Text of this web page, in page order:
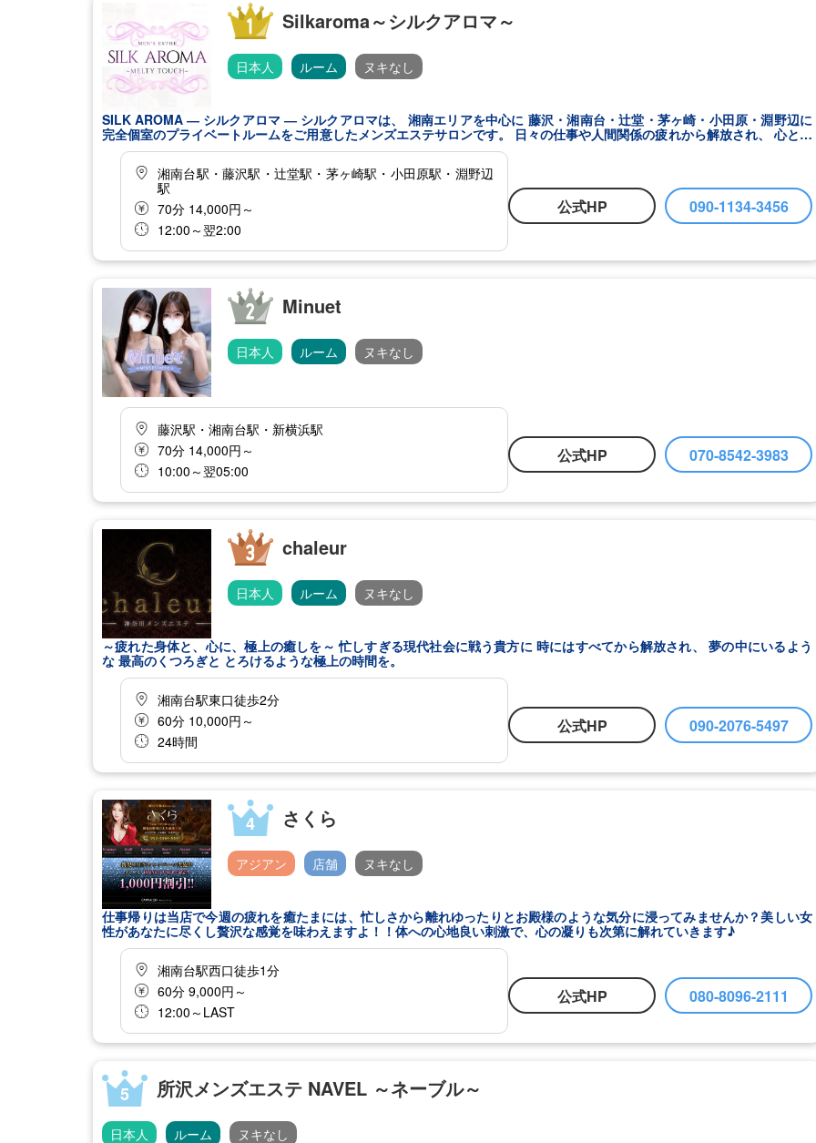
Silkaroma～シルクアロマ～
日本人 ルーム ヌキなし
SILK AROMA ― シルクアロマ ― シルクアロマは、 湘南エリアを中心に 藤沢・湘南台・辻堂・茅ヶ崎・小田原・淵野辺に
完全個室のプライベートルームをご用意したメンズエステサロンです。 日々の仕事や人間関係の疲れから解放され、 心と身
体をゆっくりと休めていただける癒しの空間づくりを大切にしています。 セラピストによるオールハンドのアロマトリート
メントと、 落ち着いたプライベート空間が織りなす特別な時間。 優しい手の温もりと心地よいアロマの香りが、 日常では
味わうことのできない深いリラクゼーションへと導きます。 シルクアロマでは施術だけでなく、 ルーム環境にもこだわり、
清潔感のある空間と心からくつろげる雰囲気をご提供しております。 藤沢・湘南台・辻堂・茅ヶ崎・小田原・淵野辺の 各ル
ームは、それぞれ異なる魅力を持ちながらも、 すべてのお客様に安心してご利用いただけるよう丁寧な管理を行っておりま
りたいと私たちは考えています。 湘南エリアでメンズエステ、アロママッサージ、リラクゼーションサロンをお探しの方
は、 ぜひシルクアロマへお越しください。 心安らぐ癒しの時間と、上質なリラクゼーションをご提供いたします。
湘南台駅・藤沢駅・辻堂駅・茅ヶ崎駅・小田原駅・淵野辺
駅
70分 14,000円～
12:00～翌2:00
公式HP 090-1134-3456
Minuet
日本人 ルーム ヌキなし
藤沢駅・湘南台駅・新横浜駅
70分 14,000円～
10:00～翌05:00
公式HP 070-8542-3983
chaleur
日本人 ルーム ヌキなし
～疲れた身体と、心に、極上の癒しを～ 忙しすぎる現代社会に戦う貴方に 時にはすべてから解放され、 夢の中にいるよう
な 最高のくつろぎと とろけるような極上の時間を。
湘南台駅東口徒歩2分
60分 10,000円～
24時間
公式HP 090-2076-5497
4 さくら
アジアン 店舗 ヌキなし
仕事帰りは当店で今週の疲れを癒たまには、忙しさから離れゆったりとお殿様のような気分に浸ってみませんか？美しい女
性があなたに尽くし贅沢な感覚を味わえますよ！！体への心地良い刺激で、心の凝りも次第に解れていきます♪
湘南台駅西口徒歩1分
60分 9,000円～
12:00～LAST
公式HP 080-8096-2111
5 所沢メンズエステ NAVEL ～ネーブル～
日本人 ルーム
ヌキなし